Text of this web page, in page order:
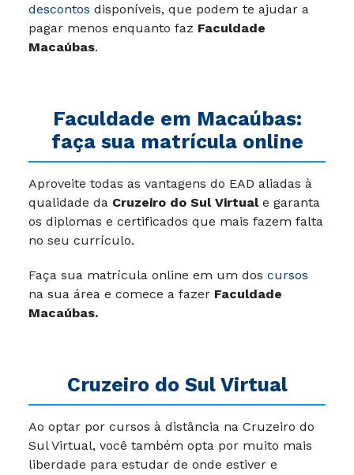
descontos disponíveis, que podem te ajudar a
pagar menos enquanto faz Faculdade
Macaúbas.
Faculdade em Macaúbas:
faça sua matrícula online
Aproveite todas as vantagens do EAD aliadas à
qualidade da Cruzeiro do Sul Virtuale garanta
os diplomas e certificados que mais fazem falta
no seu currículo.
Faça sua matrícula online em um dos cursos
na sua área e comece a fazer Faculdade
Macaúbas.
Cruzeiro do Sul Virtual
Ao optar por cursos à distância na Cruzeiro do
Sul Virtual, você também opta por muito mais
liberdade para estudar de onde estiver e